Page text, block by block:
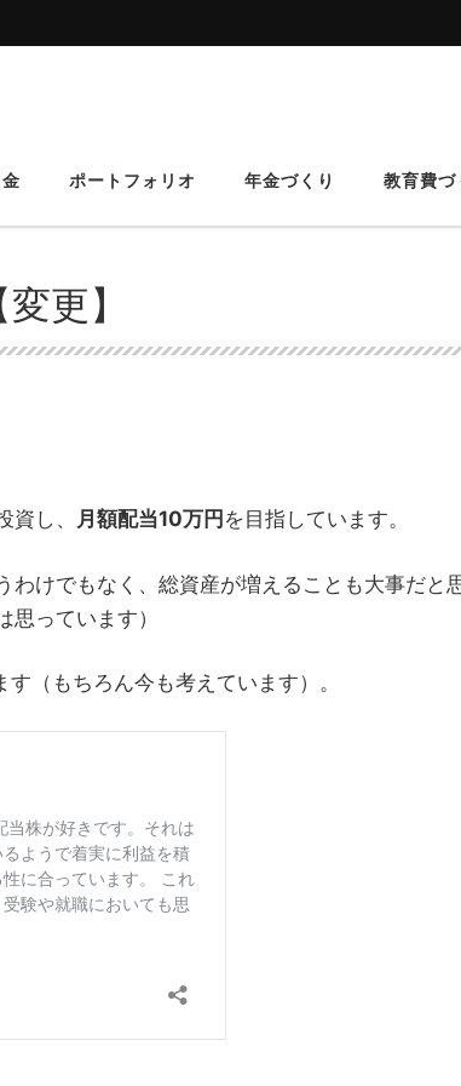
ポートフォリオ 年金づくり 教育費づ
更】
し、 月額配当10万円 を目指しています。
わけでもなく、総資産が増えることも大事だと
っています）
（もちろん今も考えています）。